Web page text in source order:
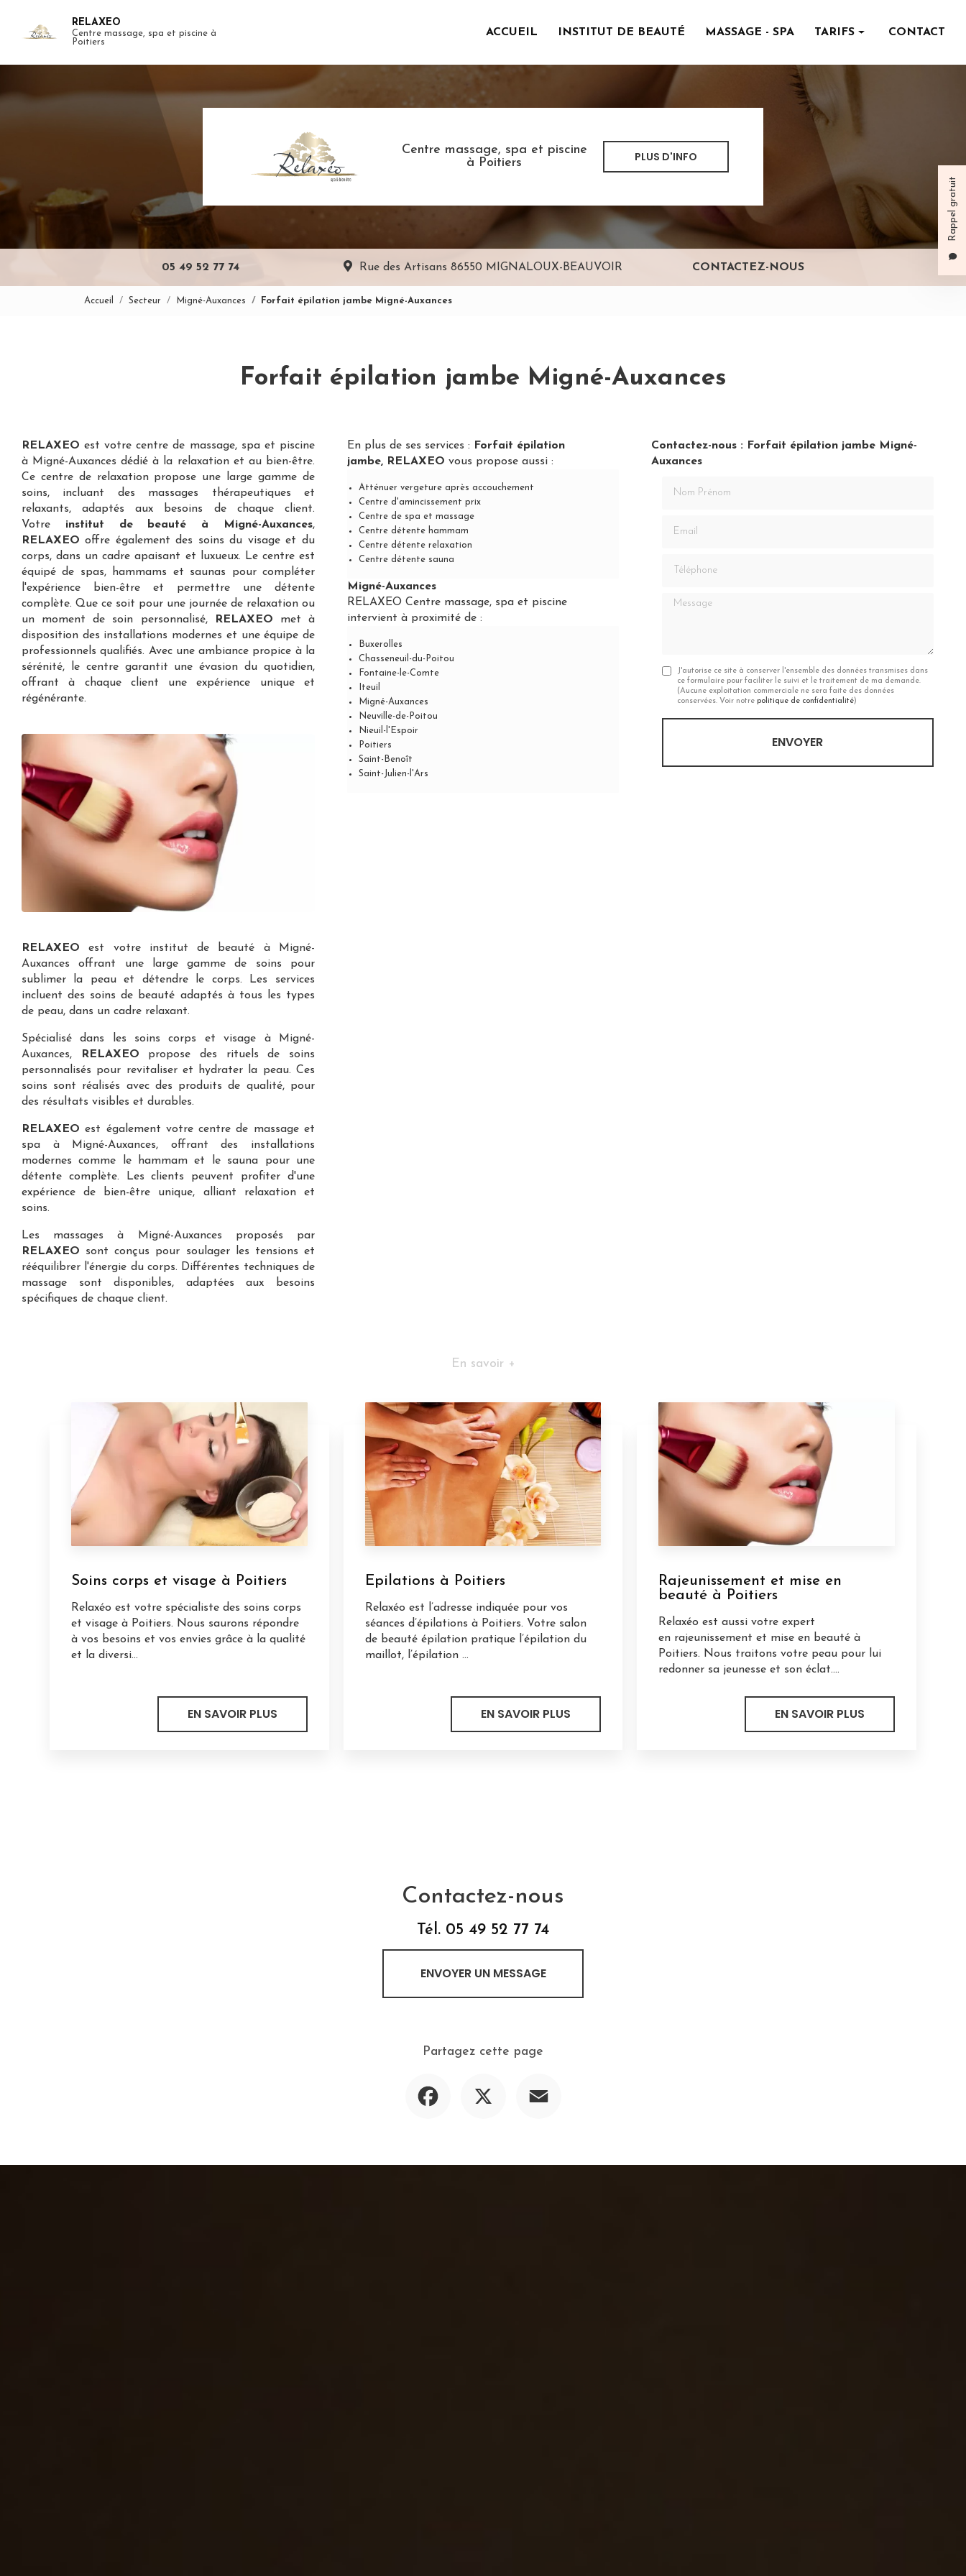
contenu
RELAXEO
Centre massage, spa et piscine à
Poitiers
Rappel gratuit
ACCUEIL INSTITUT DE BEAUTÉ MASSAGE - SPA TARIFS
Massage - spa
CONTACT
Centre massage, spa et piscine
à Poitiers
PLUS D'INFO
05 49 52 77 74 Rue des Artisans 86550 MIGNALOUX-BEAUVOIR CONTACTEZ-NOUS
Accueil Secteur Migné-Auxances Forfait épilation jambe Migné-Auxances
Forfait épilation jambe Migné-Auxances
RELAXEO est votrecentre de massage, spa et piscine
à Migné-Auxances dédié à la relaxation et au bien-être.
Ce centre de relaxation propose une large gamme de
soins, incluant des massages thérapeutiques et
relaxants, adaptés aux besoins de chaque client.
Votre institut de beauté à Migné-Auxances,
RELAXEO offre également des soins du visage et du
corps, dans un cadre apaisant et luxueux. Le centre est
équipé de spas, hammams et saunas pour compléter
l'expérience bien-être et permettre une détente
complète. Que ce soit pour une journée de relaxation ou
un moment de soin personnalisé,RELAXEO met à
disposition des installations modernes et une équipe de
professionnels qualifiés. Avec une ambiance propice à la
sérénité, le centre garantit une évasion du quotidien,
offrant à chaque client une expérience unique et
régénérante.
RELAXEO est votre institut de beauté à Migné-
Auxances offrant une large gamme de soins pour
sublimer la peau et détendre le corps. Les services
incluent des soins de beauté adaptés à tous les types
de peau, dans un cadre relaxant.
Spécialisé dans les soins corps et visage à Migné-
Auxances, RELAXEO propose des rituels de soins
personnalisés pour revitaliser et hydrater la peau. Ces
soins sont réalisés avec des produits de qualité, pour
des résultats visibles et durables.
RELAXEO est également votrecentre de massage et
spa à Migné-Auxances, offrant des installations
modernes comme le hammam et le sauna pour une
détente complète. Les clients peuvent profiter d'une
expérience de bien-être unique, alliant relaxation et
soins.
Les massages à Migné-Auxances proposés par
RELAXEO sont conçus pour soulager les tensions et
rééquilibrer l'énergie du corps. Différentes techniques de
massage sont disponibles, adaptées aux besoins
spécifiques de chaque client.
En plus de ses services :
Forfait épilation
jambe, RELAXEO vous propose aussi :
Atténuer vergeture après accouchement
Centre d'amincissement prix
Centre de spa et massage
Centre détente hammam
Centre détente relaxation
Centre détente sauna
Migné-Auxances
RELAXEO Centre massage, spa et piscine
intervient à proximité de :
Buxerolles
Chasseneuil-du-Poitou
Fontaine-le-Comte
Iteuil
Migné-Auxances
Neuville-de-Poitou
Nieuil-l'Espoir
Poitiers
Saint-Benoît
Saint-Julien-l'Ars
Contactez-nous : Forfait épilation jambe Migné-
Auxances
Message
J'autorise ce site à conserver l'ensemble des données transmises dans
ce formulaire pour faciliter le suivi et le traitement de ma demande.
(Aucune exploitation commerciale ne sera faite des données
conservées. Voir notre politique de confidentialité)
En savoir +
Soins corps et visage à Poitiers
Relaxéo est votre spécialiste des soins corps
et visage à Poitiers. Nous saurons répondre
à vos besoins et vos envies grâce à la qualité
et la diversi...
EN SAVOIR PLUS
Epilations à Poitiers
Relaxéo est l’adresse indiquée pour vos
séances d’épilations à Poitiers. Votre salon
de beauté épilation pratique l’épilation du
maillot, l’épilation ...
EN SAVOIR PLUS
Rajeunissement et mise en
beauté à Poitiers
Relaxéo est aussi votre expert
en rajeunissement et mise en beauté à
Poitiers. Nous traitons votre peau pour lui
redonner sa jeunesse et son éclat....
EN SAVOIR PLUS
Contactez-nous
Tél. 05 49 52 77 74
ENVOYER UN MESSAGE
Partagez cette page